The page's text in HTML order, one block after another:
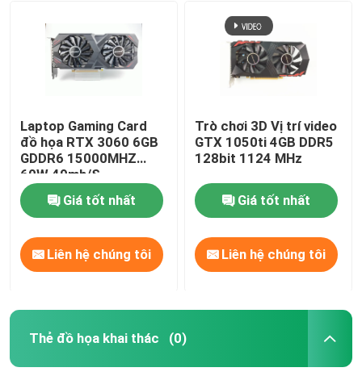
Laptop Gaming Card
đồ họa RTX 3060 6GB
GDDR6 15000MHZ
60W 49mh/S
Giá tốt nhất
Liên hệ chúng tôi
Trò chơi 3D Vị trí video
GTX 1050ti 4GB DDR5
128bit 1124 MHz
Giá tốt nhất
Liên hệ chúng tôi
Thẻ đồ họa khai thác (0)